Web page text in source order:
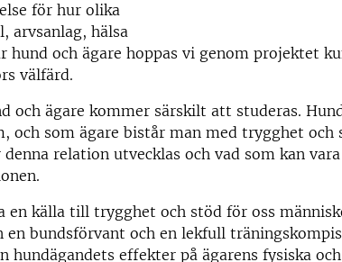
för hur olika
arvsanlag, hälsa
hund och ägare hoppas vi genom projektet
välfärd.
och ägare kommer särskilt att studeras.
och som ägare bistår man med trygghet och
relation utvecklas och vad som kan
en källa till trygghet och stöd för oss
en bundsförvant och en lekfull
hundägandets effekter på ägarens fysiska